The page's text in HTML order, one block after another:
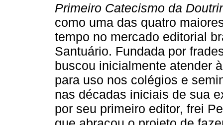
Primeiro Catecismo da
como uma das quatro
tempo no mercado editorial
Santuário. Fundada por
buscou inicialmente atender
para uso nos colégios e
nas décadas iniciais de sua
por seu primeiro editor, frei